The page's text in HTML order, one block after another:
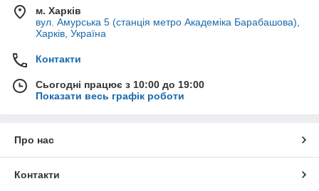
м. Харків
вул. Амурська 5 (станція метро Академіка Барабашова),
Харків, Україна
Контакти
Сьогодні працює з 10:00 до 19:00
Показати весь графік роботи
Про нас
Контакти